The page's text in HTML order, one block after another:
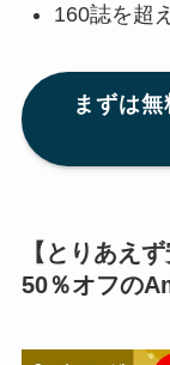
160誌を超
まずは
【とりあえ
50％オフの